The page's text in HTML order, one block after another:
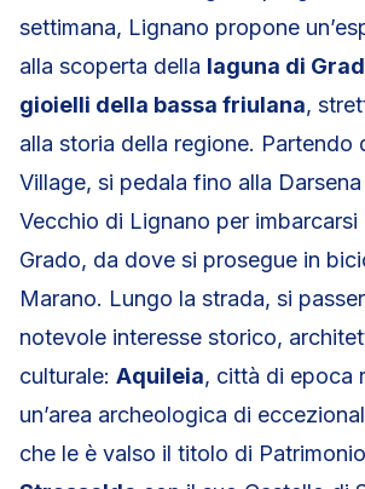
settimana, Lignano propone
alla scoperta della laguna di
gioielli della bassa friulana,
alla storia della regione. Partendo
Village, si pedala fino alla
Vecchio di Lignano per imbarcarsi
Grado, da dove si prosegue in
Marano. Lungo la strada, si
notevole interesse storico,
culturale: Aquileia, città di epoca
un’area archeologica di
che le è valso il titolo di